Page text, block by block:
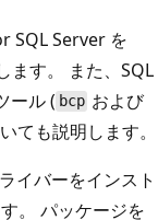
SQL Server を
ます。 また、SQL
ール ( bcp および
ても説明します。
イバーをインスト
。 パッケージを